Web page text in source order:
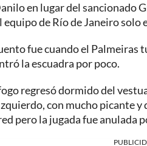
en lugar del sancionado
de Río de Janeiro
fue cuando el
la escuadra por poco.
regresó dormido del
con mucho picante
pero la jugada fue anulada